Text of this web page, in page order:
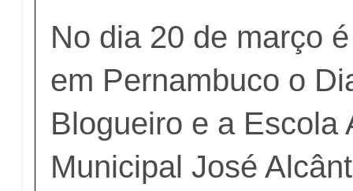
No dia 20 de março
em Pernambuco o
Blogueiro e a Escola
Municipal José